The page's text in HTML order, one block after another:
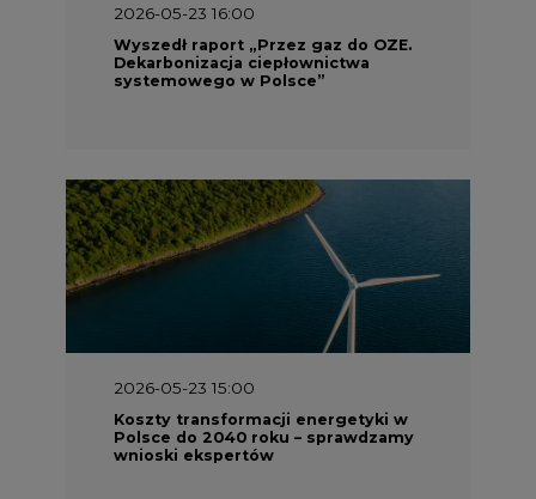
2026-05-23 16:00
Wyszedł raport „Przez gaz do OZE.
Dekarbonizacja ciepłownictwa
systemowego w Polsce”
2026-05-23 15:00
Koszty transformacji energetyki w
Polsce do 2040 roku – sprawdzamy
wnioski ekspertów